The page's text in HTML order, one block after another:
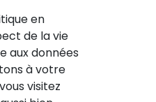
en
de la vie
aux données
à votre
visitez